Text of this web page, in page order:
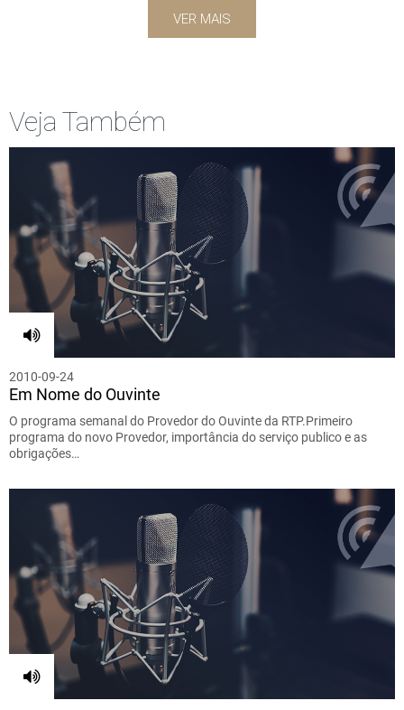
VER MAIS
Veja Também
2010-09-24
Em Nome do Ouvinte
O programa semanal do Provedor do Ouvinte da RTP.Primeiro
programa do novo Provedor, importância do serviço publico e as
obrigações…